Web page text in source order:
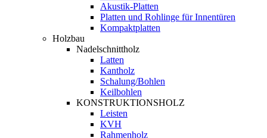
Akustik-Platten
Platten und Rohlinge für Innentüren
Kompaktplatten
Holzbau
Nadelschnittholz
Latten
Kantholz
Schalung/Bohlen
Keilbohlen
KONSTRUKTIONSHOLZ
Leisten
KVH
Rahmenholz